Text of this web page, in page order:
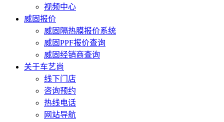
视频中心
威固报价
威固隔热膜报价系统
威固PPF报价查询
威固经销商查询
关于车艺尚
线下门店
咨询预约
热线电话
网站导航